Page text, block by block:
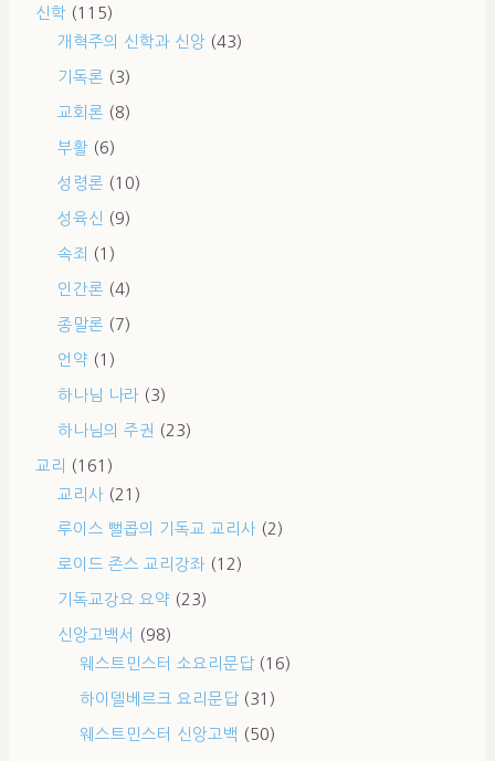
신학 (115)
개혁주의 신학과 신앙 (43)
기독론 (3)
교회론 (8)
부활 (6)
성령론 (10)
성육신 (9)
속죄 (1)
인간론 (4)
종말론 (7)
언약 (1)
하나님 나라 (3)
하나님의 주권 (23)
교리
(161)
교리사 (21)
루이스 뻘콥의 기독교 교리사 (2)
로이드 존스 교리강좌 (12)
기독교강요 요약 (23)
신앙고백서
(98)
웨스트민스터 소요리문답(16)
하이델베르크 요리문답(31)
웨스트민스터 신앙고백 (50)